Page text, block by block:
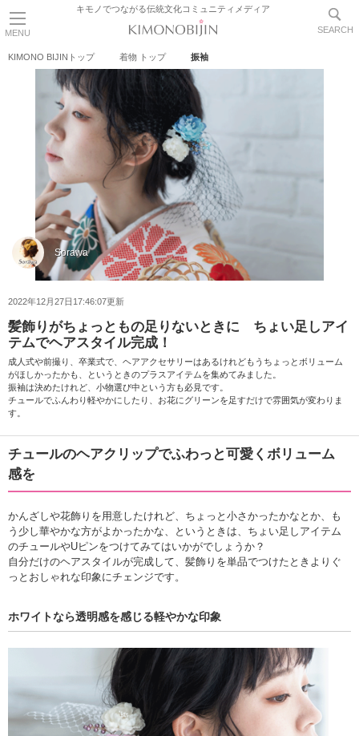
MENU
キモノでつながる伝統文化コミュニティメディア
SEARCH
KIMONO BIJINトップ 着物 トップ 振袖
Sorawa
2022年12月27日17:46:07更新
髪飾りがちょっともの足りないときに ちょい足しアイ
テムでヘアスタイル完成！
成人式や前撮り、卒業式で、ヘアアクセサリーはあるけれどもうちょっとボリューム
がほしかったかも、というときのプラスアイテムを集めてみました。
振袖は決めたけれど、小物選び中という方も必見です。
チュールでふんわり軽やかにしたり、お花にグリーンを足すだけで雰囲気が変わりま
す。
チュールのヘアクリップでふわっと可愛くボリューム
感を
かんざしや花飾りを用意したけれど、ちょっと小さかったかなとか、も
う少し華やかな方がよかったかな、というときは、ちょい足しアイテム
のチュールやUピンをつけてみてはいかがでしょうか？
自分だけのヘアスタイルが完成して、髪飾りを単品でつけたときよりぐ
っとおしゃれな印象にチェンジです。
ホワイトなら透明感を感じる軽やかな印象